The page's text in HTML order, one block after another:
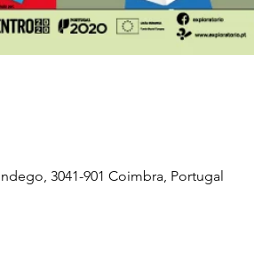
3041-901 Coimbra, Portugal